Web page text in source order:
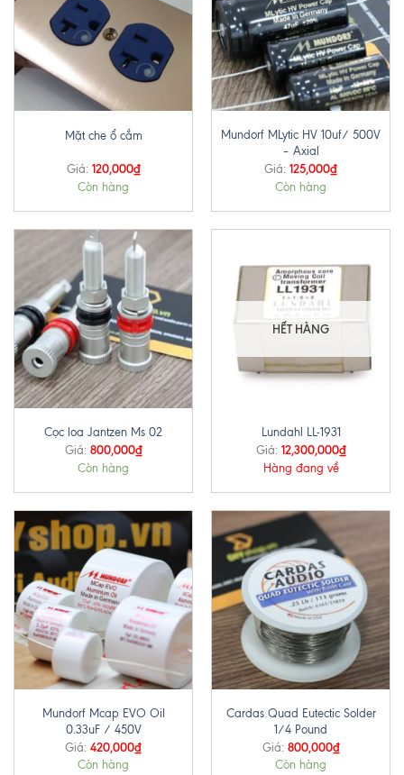
Mặt che ổ cắm
Giá: 120,000₫
Còn hàng
Mundorf MLytic HV 10uf/ 500V
– Axial
Giá: 125,000₫
Còn hàng
Cọc loa Jantzen Ms 02
Giá: 800,000₫
Còn hàng
HẾT HÀNG
Lundahl LL-1931
Giá: 12,300,000₫
Hàng đang về
Mundorf Mcap EVO Oil
0.33uF / 450V
Giá: 420,000₫
Còn hàng
Cardas Quad Eutectic Solder
1/4 Pound
Giá: 800,000₫
Còn hàng